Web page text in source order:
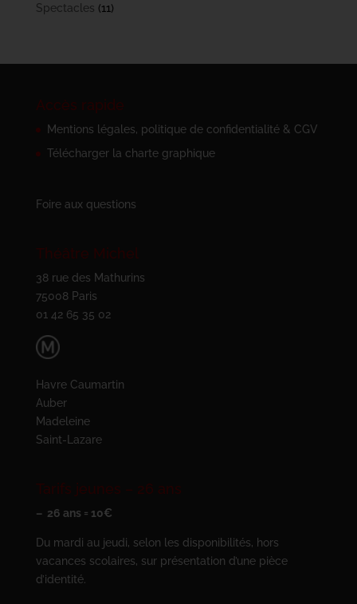
Spectacles (11)
Accès rapide
Mentions légales, politique de confidentialité & CGV
Télécharger la charte graphique
Foire aux questions
Théâtre Michel
38 rue des Mathurins
75008 Paris
01 42 65 35 02
Havre Caumartin
Auber
Madeleine
Saint-Lazare
Tarifs jeunes – 26 ans
– 26 ans = 10€
Du mardi au jeudi, selon les disponibilités, hors
vacances scolaires, sur présentation d’une pièce
d’identité.